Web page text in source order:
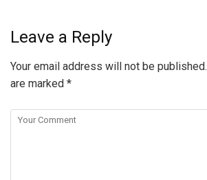
Leave a Reply
Your email address will not be published.
are marked *